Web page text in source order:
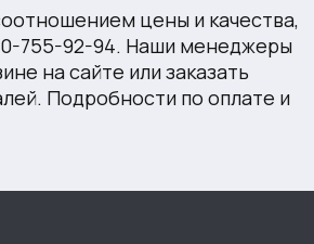
цены и качества,
755-92-94. Наши менеджеры
на сайте или заказать
Подробности по оплате и